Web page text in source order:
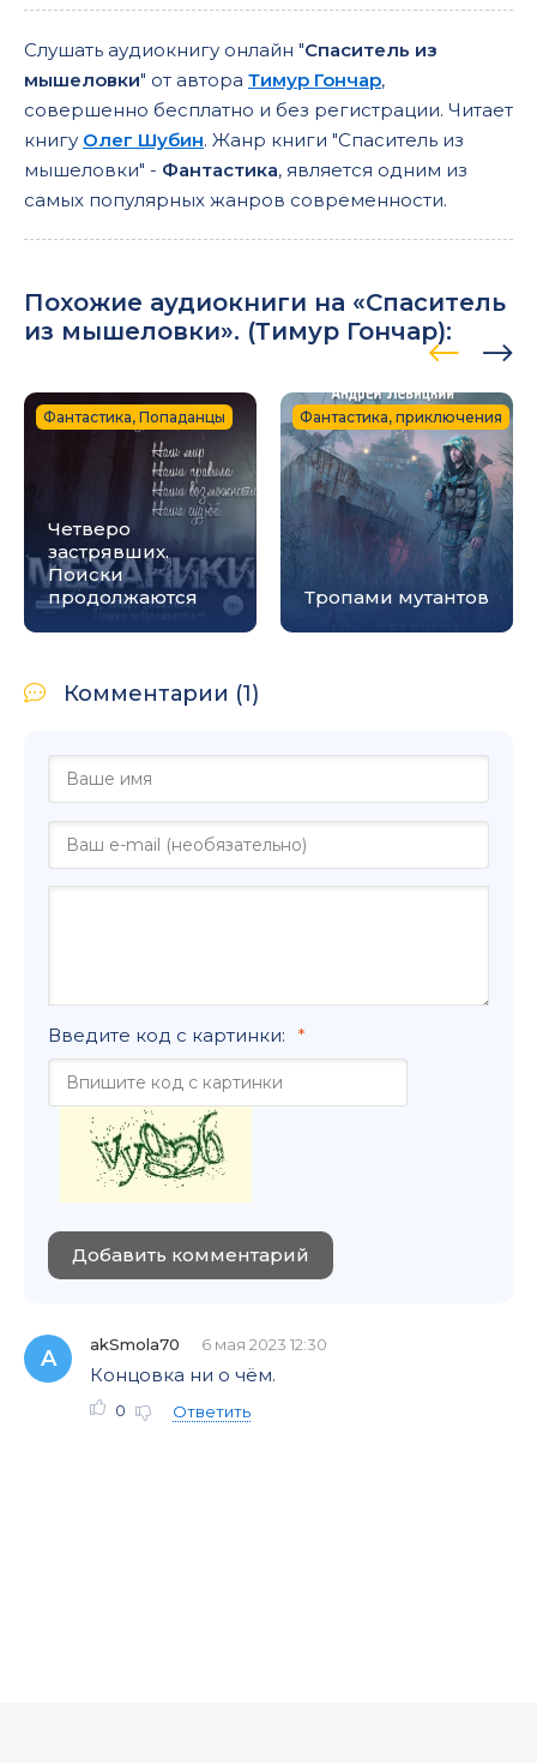
Слушать аудиокнигу онлайн "Спаситель из
мышеловки" от автора Тимур Гончар,
совершенно бесплатно и без регистрации. Читает
книгу Олег Шубин. Жанр книги "Спаситель из
мышеловки" - Фантастика, является одним из
самых популярных жанров современности.
Похожие аудиокниги на «Спаситель
из мышеловки». (Тимур Гончар):
Четверо
застрявших.
Поиски
продолжаются
Фантастика, Попаданцы
Тропами мутантов
Фантастика, приключения
Комментарии (1)
Введите код с картинки:
Добавить комментарий
A
akSmola70 6 мая 2023 12:30
Концовка ни о чём.
0 Ответить